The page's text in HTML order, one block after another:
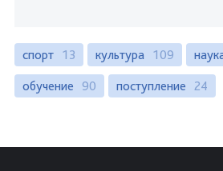
спорт 13 культура 109
обучение 90 поступление 24